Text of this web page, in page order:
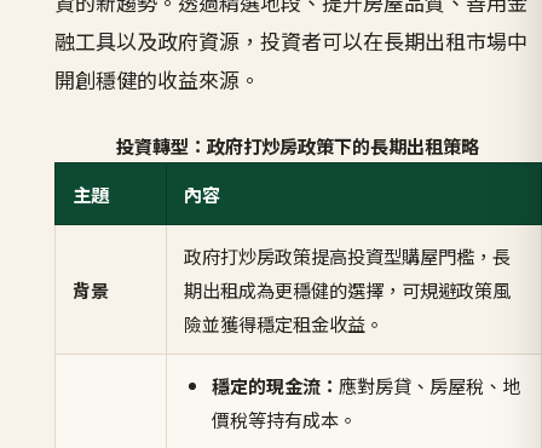
融工具以及政府資源，投資者可以在長期出租市場中
開創穩健的收益來源。
投資轉型：政府打炒房政策下的長期出租策略
主題
內容
背景
政府打炒房政策提高投資型購屋門檻，長
期出租成為更穩健的選擇，可規避政策風
險並獲得穩定租金收益。
穩定的現金流： 應對房貸、房屋稅、地
價稅等持有成本。